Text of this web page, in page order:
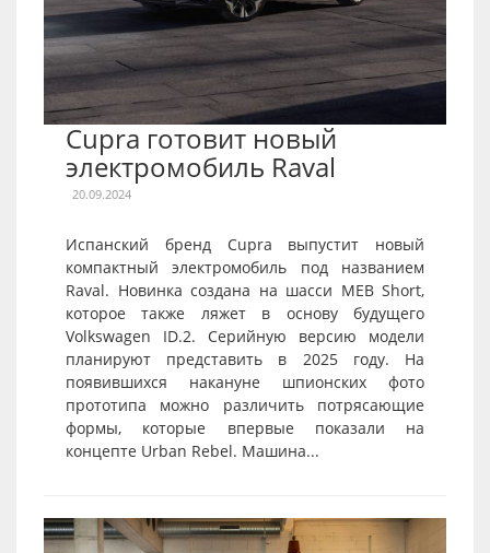
Cupra готовит новый
электромобиль Raval
20.09.2024
Испанский бренд Cupra выпустит новый
компактный электромобиль под названием
Raval. Новинка создана на шасси MEB Short,
которое также ляжет в основу будущего
Volkswagen ID.2. Серийную версию модели
планируют представить в 2025 году. На
появившихся накануне шпионских фото
прототипа можно различить потрясающие
формы, которые впервые показали на
концепте Urban Rebel. Машина...